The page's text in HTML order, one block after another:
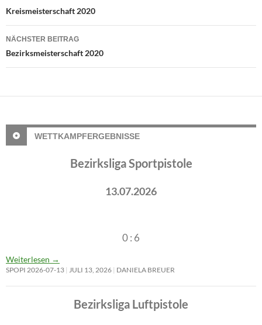
Kreismeisterschaft 2020
NÄCHSTER BEITRAG
Bezirksmeisterschaft 2020
WETTKAMPFERGEBNISSE
Bezirksliga Sportpistole
13.07.2026
0 : 6
Weiterlesen →
SPOPI 2026-07-13 JULI 13, 2026 DANIELA BREUER
Bezirksliga Luftpistole